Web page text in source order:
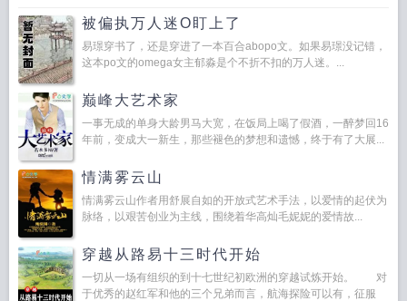
被偏执万人迷O盯上了
易璟穿书了，还是穿进了一本百合abopo文。如果易璟没记错，
这本po文的omega女主郁淼是个不折不扣的万人迷。...
巅峰大艺术家
一事无成的单身大龄男马大宽，在饭局上喝了假酒，一醉梦回16
年前，变成大一新生，那些褪色的梦想和遗憾，终于有了大展...
情满雾云山
情满雾云山作者用舒展自如的开放式艺术手法，以爱情的起伏为
脉络，以艰苦创业为主线，围绕着华高灿毛妮妮的爱情故...
穿越从路易十三时代开始
一切从一场有组织的到十七世纪初欧洲的穿越试炼开始。 对
于优秀的赵红军和他的三个兄弟而言，航海探险可以有，征服